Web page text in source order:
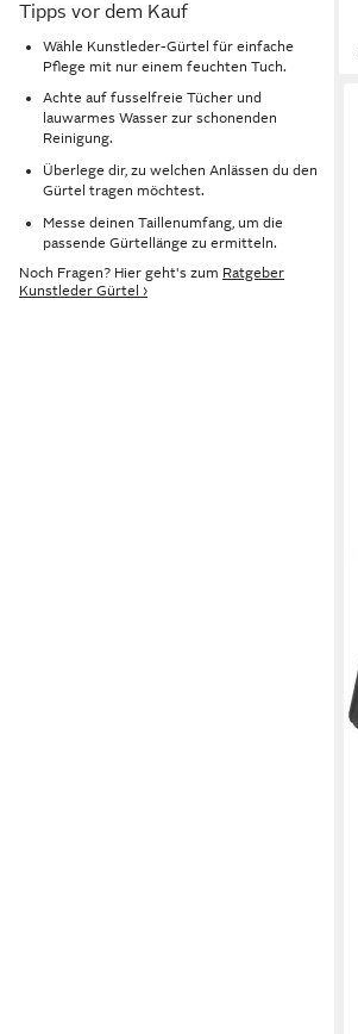
Tipps vor dem Kauf
Wähle Kunstleder-Gürtel für einfache
Pflege mit nur einem feuchten Tuch.
Achte auf fusselfreie Tücher und
lauwarmes Wasser zur schonenden
Reinigung.
Überlege dir, zu welchen Anlässen du den
Gürtel tragen möchtest.
Messe deinen Taillenumfang, um die
passende Gürtellänge zu ermitteln.
Noch Fragen? Hier geht's zum Ratgeber
Kunstleder Gürtel ›